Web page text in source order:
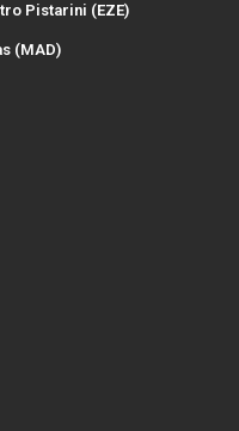
Pistarini (EZE)
(MAD)